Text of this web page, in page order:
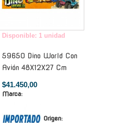
Disponible: 1 unidad
59650 Dino World Con
Avión 48X12X27 Cm
$41.450,00
Marca:
Origen: